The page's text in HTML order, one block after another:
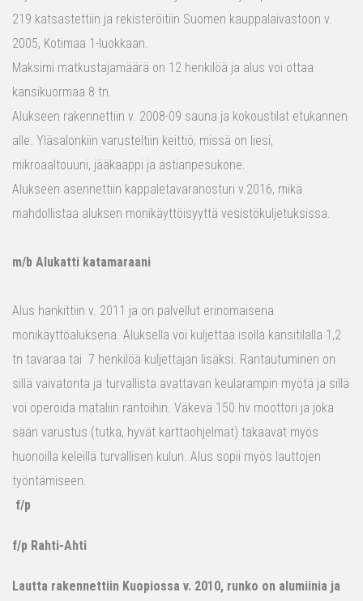
219 katsastettiin ja rekisteröitiin Suomen kauppalaivastoon v.
2005, Kotimaa 1-luokkaan.
Maksimi matkustajamäärä on 12 henkilöä ja alus voi ottaa
kansikuormaa 8 tn.
Alukseen rakennettiin v. 2008-09 sauna ja kokoustilat etukannen
alle. Yläsalonkiin varusteltiin keittiö, missä on liesi,
mikroaaltouuni, jääkaappi ja astianpesukone.
Alukseen asennettiin kappaletavaranosturi v.2016, mikä
mahdollistaa aluksen monikäyttöisyyttä vesistökuljetuksissa.
m/b Alukatti katamaraani
Alus hankittiin v. 2011 ja on palvellut erinomaisena
monikäyttöaluksena. Aluksella voi kuljettaa isolla kansitilalla 1,2
tn tavaraa tai 7 henkilöä kuljettajan lisäksi. Rantautuminen on
sillä vaivatonta ja turvallista avattavan keularampin myötä ja sillä
voi operoida mataliin rantoihin. Väkevä 150 hv moottori ja joka
sään varustus (tutka, hyvät karttaohjelmat) takaavat myös
huonoilla keleillä turvallisen kulun. Alus sopii myös lauttojen
työntämiseen.
f/p
f/p Rahti-Ahti
Lautta rakennettiin Kuopiossa v. 2010, runko on alumiinia ja